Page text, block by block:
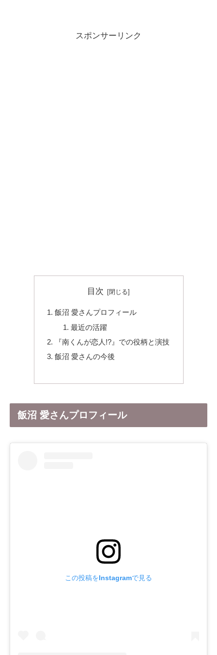
スポンサーリンク
目次
飯沼 愛さんプロフィール
最近の活躍
『南くんが恋人!?』での役柄と演技
飯沼 愛さんの今後
飯沼 愛さんプロフィール
この投稿をInstagramで見る